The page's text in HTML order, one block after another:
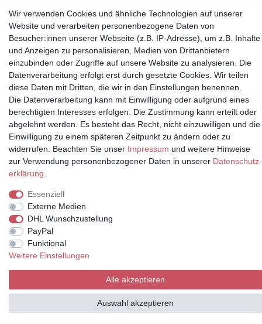
Partner
* Alle Preise inkl.
Mehrwertsteuer und zuzüglich
Versand | **ehemaliger
© Copyright 2026 | Alle Rechte vorbehalten.
Wir verwenden Cookies und ähnliche Technologien auf unserer
Website und verarbeiten personenbezogene Daten von
Besucher:innen unserer Webseite (z.B. IP-Adresse), um z.B. Inhalte
und Anzeigen zu personalisieren, Medien von Drittanbietern
einzubinden oder Zugriffe auf unsere Website zu analysieren. Die
Datenverarbeitung erfolgt erst durch gesetzte Cookies. Wir teilen
diese Daten mit Dritten, die wir in den Einstellungen benennen.
Die Datenverarbeitung kann mit Einwilligung oder aufgrund eines
berechtigten Interesses erfolgen. Die Zustimmung kann erteilt oder
abgelehnt werden. Es besteht das Recht, nicht einzuwilligen und die
Einwilligung zu einem späteren Zeitpunkt zu ändern oder zu
widerrufen. Beachten Sie unser Impressum und weitere Hinweise
zur Verwendung personenbezogener Daten in unserer Daten­schutz­
erklärung
Essenziell
Externe Medien
DHL Wunschzustellung
PayPal
Funktional
Weitere Einstellungen
Alle akzeptieren
Auswahl akzeptieren